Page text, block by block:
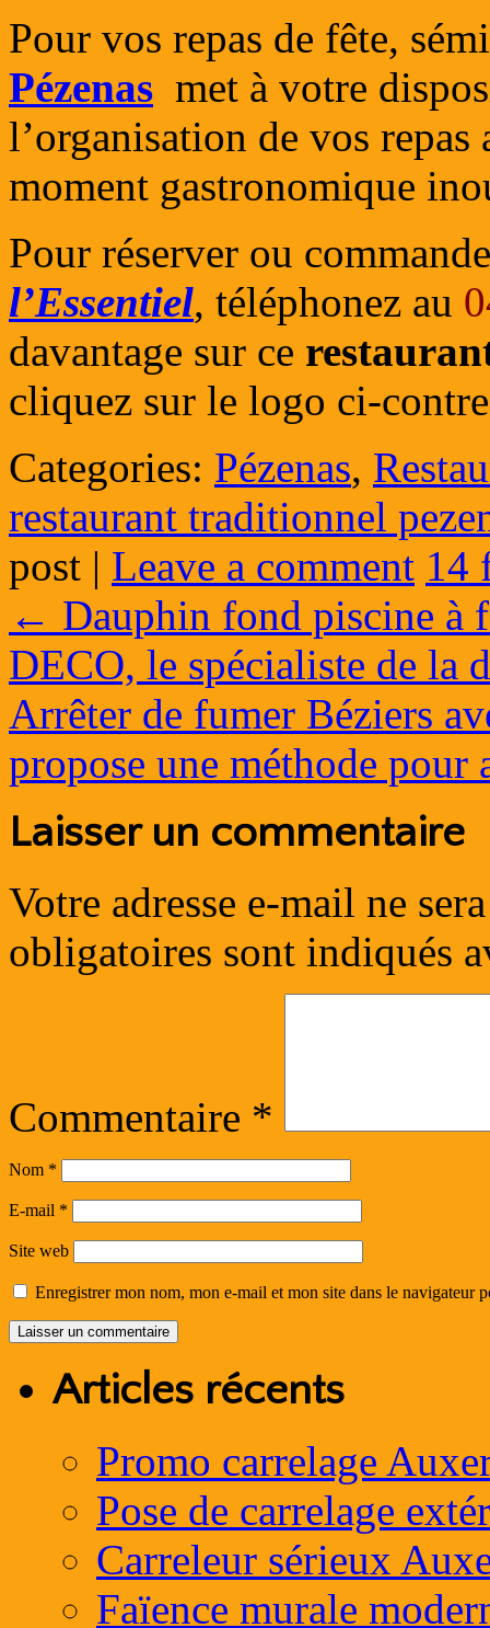
Pour vos repas de fête,
Pézenas met à votre
l’organisation de vos
moment gastronomique
Pour réserver ou
l’Essentiel, téléphonez au
davantage sur ce
cliquez sur le logo ci-
Categories: Pézenas,
restaurant traditionnel
post | Leave a comment 14
← Dauphin fond piscine à
DECO, le spécialiste de la
Arrêter de fumer Béziers
propose une méthode
Laisser un commentaire
Votre adresse e-mail ne
obligatoires sont indiqués
Commentaire *
Nom *
E-mail *
Site web
Enregistrer mon nom, mon e-mail et mon site dans le navigateur
Articles récents
Promo carrelage
Pose de carrelage
Carreleur sérieux
Faïence murale